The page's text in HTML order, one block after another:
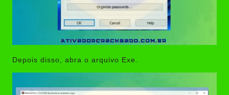
Depois disso, abra o arquivo Exe.